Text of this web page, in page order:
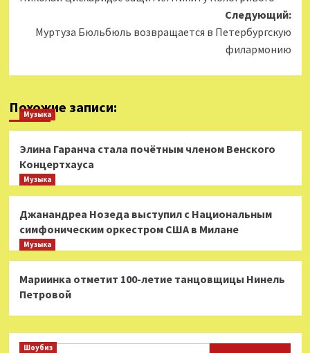
Следующий:
Муртуза Бюльбюль возвращается в Петербургскую
филармонию
Похожие записи:
Музыка
Элина Гаранча стала почётным членом Венского
Концертхауса
Музыка
Джанандреа Нозеда выступил с Национальным
симфоническим оркестром США в Милане
Музыка
Мариинка отметит 100-летие танцовщицы Нинель
Петровой
Шоубиз